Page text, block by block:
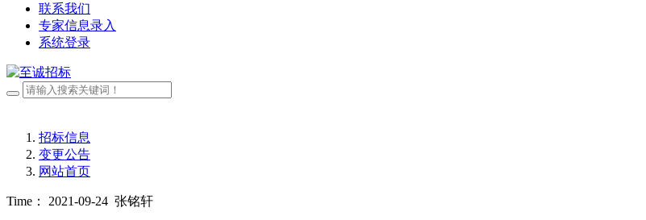
联系我们
专家信息录入
系统登录
招标信息
变更公告
网站首页
Time： 2021-09-24 张铭轩